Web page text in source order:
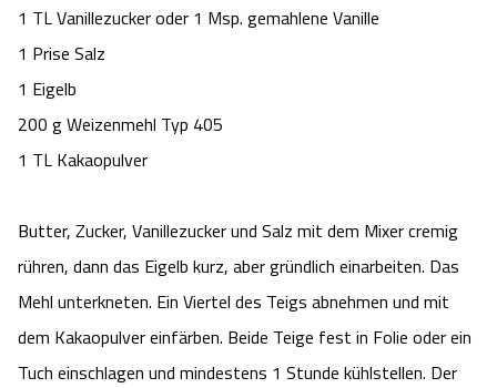
Camping
Anreise
Kataloge
Reiten
Tiere
HeideSpezialitäten
Unterkünfte
Wildpark Lüneburger Heide
Wildpark Müden
Ralf Schumacher Kart & Bowl
Veranstaltungen & Führungen Celle
1 TL Vanillezucker oder 1 Msp. gemahlene Vanille
1 Prise Salz
1 Eigelb
200 g Weizenmehl Typ 405
1 TL Kakaopulver
Butter, Zucker, Vanillezucker und Salz mit dem Mixer cremig
rühren, dann das Eigelb kurz, aber gründlich einarbeiten. Das
Mehl unterkneten. Ein Viertel des Teigs abnehmen und mit
dem Kakaopulver einfärben. Beide Teige fest in Folie oder ein
Tuch einschlagen und mindestens 1 Stunde kühlstellen. Der